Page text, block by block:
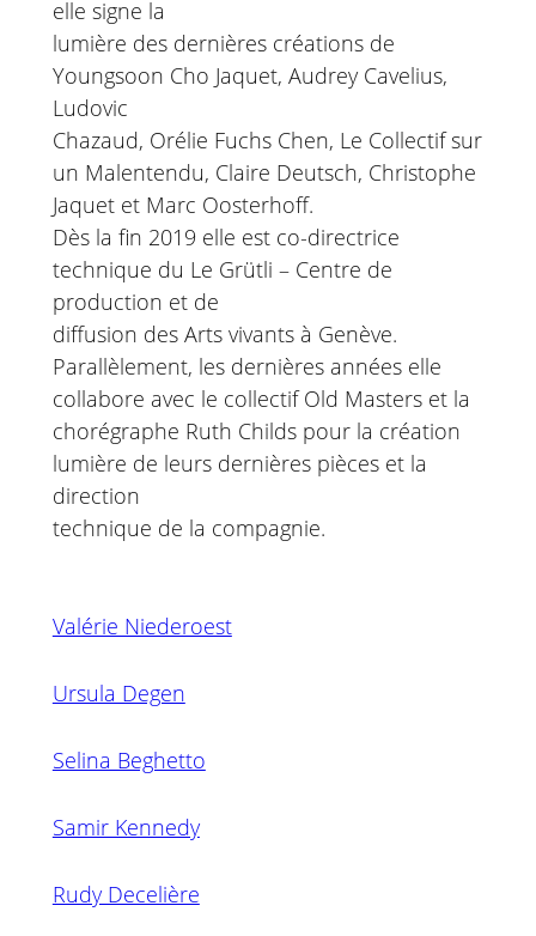
elle signe la
lumière des dernières créations de
Youngsoon Cho Jaquet, Audrey Cavelius,
Ludovic
Chazaud, Orélie Fuchs Chen, Le Collectif sur
un Malentendu, Claire Deutsch, Christophe
Jaquet et Marc Oosterhoff.
Dès la fin 2019 elle est co-directrice
technique du Le Grütli – Centre de
production et de
diffusion des Arts vivants à Genève.
Parallèlement, les dernières années elle
collabore avec le collectif Old Masters et la
chorégraphe Ruth Childs pour la création
lumière de leurs dernières pièces et la
direction
technique de la compagnie.
Valérie Niederoest
Ursula Degen
Selina Beghetto
Samir Kennedy
Rudy Decelière